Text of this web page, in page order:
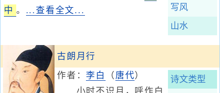
写风
山水
中 。 ...查看全文...
古朗月行
诗文类型
作者：李白 （ 唐代）
小时不识月，呼作白